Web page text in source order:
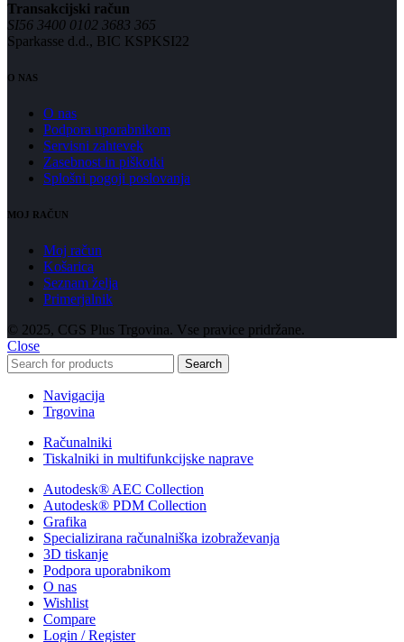
Transakcijski račun
SI56 3400 0102 3683 365
Sparkasse d.d., BIC KSPKSI22
O NAS
O nas
Podpora uporabnikom
Servisni zahtevek
Zasebnost in piškotki
Splošni pogoji poslovanja
MOJ RAČUN
Moj račun
Košarica
Seznam želja
Primerjalnik
© 2025, CGS Plus Trgovina. Vse pravice pridržane.
Close
Search
Navigacija
Trgovina
Računalniki
Tiskalniki in multifunkcijske naprave
Autodesk® AEC Collection
Autodesk® PDM Collection
Grafika
Specializirana računalniška izobraževanja
3D tiskanje
Podpora uporabnikom
O nas
Wishlist
Compare
Login / Register